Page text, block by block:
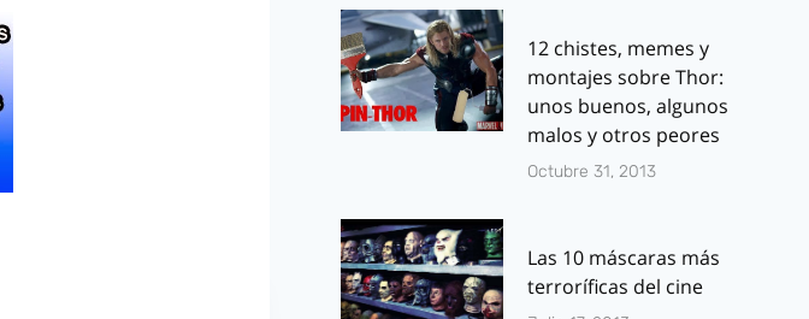
12 chistes, memes y
montajes sobre Thor:
unos buenos, algunos
malos y otros peores
Octubre 31, 2013
Las 10 máscaras más
terroríficas del cine